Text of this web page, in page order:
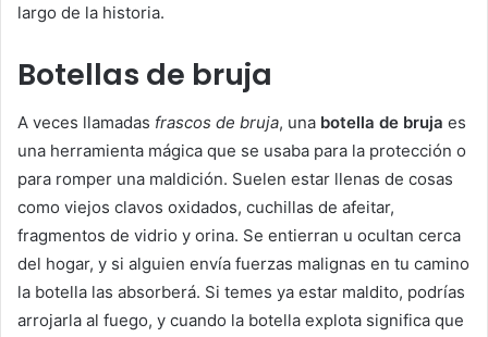
largo de la historia.
Botellas de bruja
A veces llamadas frascos de bruja, una botella de bruja es
una herramienta mágica que se usaba para la protección o
para romper una maldición. Suelen estar llenas de cosas
como viejos clavos oxidados, cuchillas de afeitar,
fragmentos de vidrio y orina. Se entierran u ocultan cerca
del hogar, y si alguien envía fuerzas malignas en tu camino
la botella las absorberá. Si temes ya estar maldito, podrías
arrojarla al fuego, y cuando la botella explota significa que